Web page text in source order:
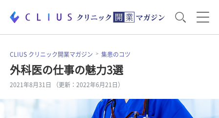
お役立ち資料 運営・経営のポイント
開業医のリアル
CLIUS クリニック開業マガジン 集患のコツ
外科医の仕事の魅力3選
2021年8月31日 （更新：2022年6月21日）